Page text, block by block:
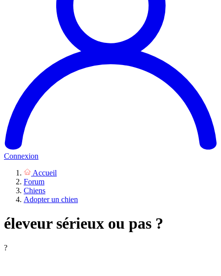
Connexion
Accueil
Forum
Chiens
Adopter un chien
éleveur sérieux ou pas ?
?